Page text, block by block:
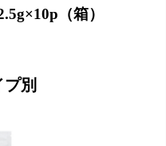
（箱）
プ別